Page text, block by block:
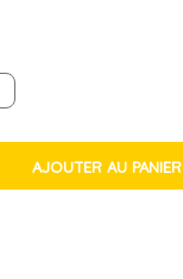
AJOUTER AU PANIER